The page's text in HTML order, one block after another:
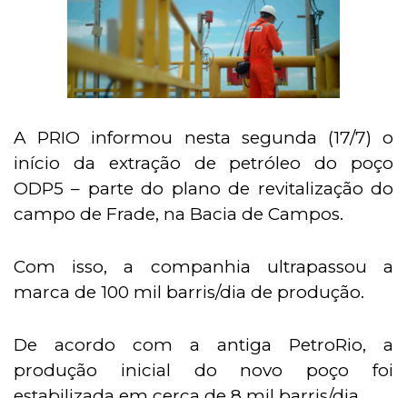
A PRIO informou nesta segunda (17/7) o
início da extração de petróleo do poço
ODP5 – parte do plano de revitalização do
campo de Frade, na Bacia de Campos.
Com isso, a companhia ultrapassou a
marca de 100 mil barris/dia de produção.
De acordo com a antiga PetroRio, a
produção inicial do novo poço foi